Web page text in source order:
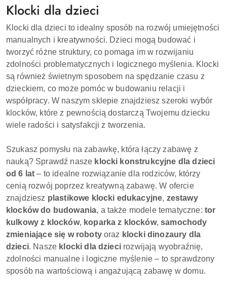
Klocki dla dzieci
Klocki dla dzieci to idealny sposób na rozwój umiejętności
manualnych i kreatywności. Dzieci mogą budować i
tworzyć różne struktury, co pomaga im w rozwijaniu
zdolności problematycznych i logicznego myślenia. Klocki
są również świetnym sposobem na spędzanie czasu z
dzieckiem, co może pomóc w budowaniu relacji i
współpracy. W naszym sklepie znajdziesz szeroki wybór
klocków, które z pewnością dostarczą Twojemu dziecku
wiele radości i satysfakcji z tworzenia.
Szukasz pomysłu na zabawkę, która łączy zabawę z
nauką? Sprawdź nasze klocki konstrukcyjne dla dzieci
od 6 lat – to idealne rozwiązanie dla rodziców, którzy
cenią rozwój poprzez kreatywną zabawę. W ofercie
znajdziesz plastikowe klocki edukacyjne, zestawy
klocków do budowania, a także modele tematyczne: tor
kulkowy z klocków, koparka z klocków,samochody
zmieniające się w robotyoraz klocki dinozaury dla
dzieci. Nasze klocki dla dziecirozwijają wyobraźnię,
zdolności manualne i logiczne myślenie – to sprawdzony
sposób na wartościową i angażującą zabawę w domu.